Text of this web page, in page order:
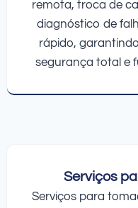
remota, troca de
diagnóstico de
rápido,
segurança total e
Serviços
Serviços para